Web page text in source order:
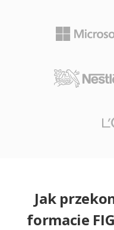
Jak
formacie